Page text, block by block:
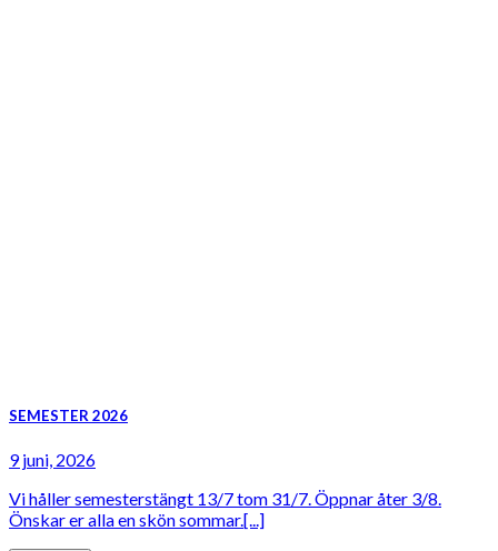
SEMESTER 2026
9 juni, 2026
Vi håller semesterstängt 13/7 tom 31/7. Öppnar åter 3/8.
Önskar er alla en skön sommar.[...]